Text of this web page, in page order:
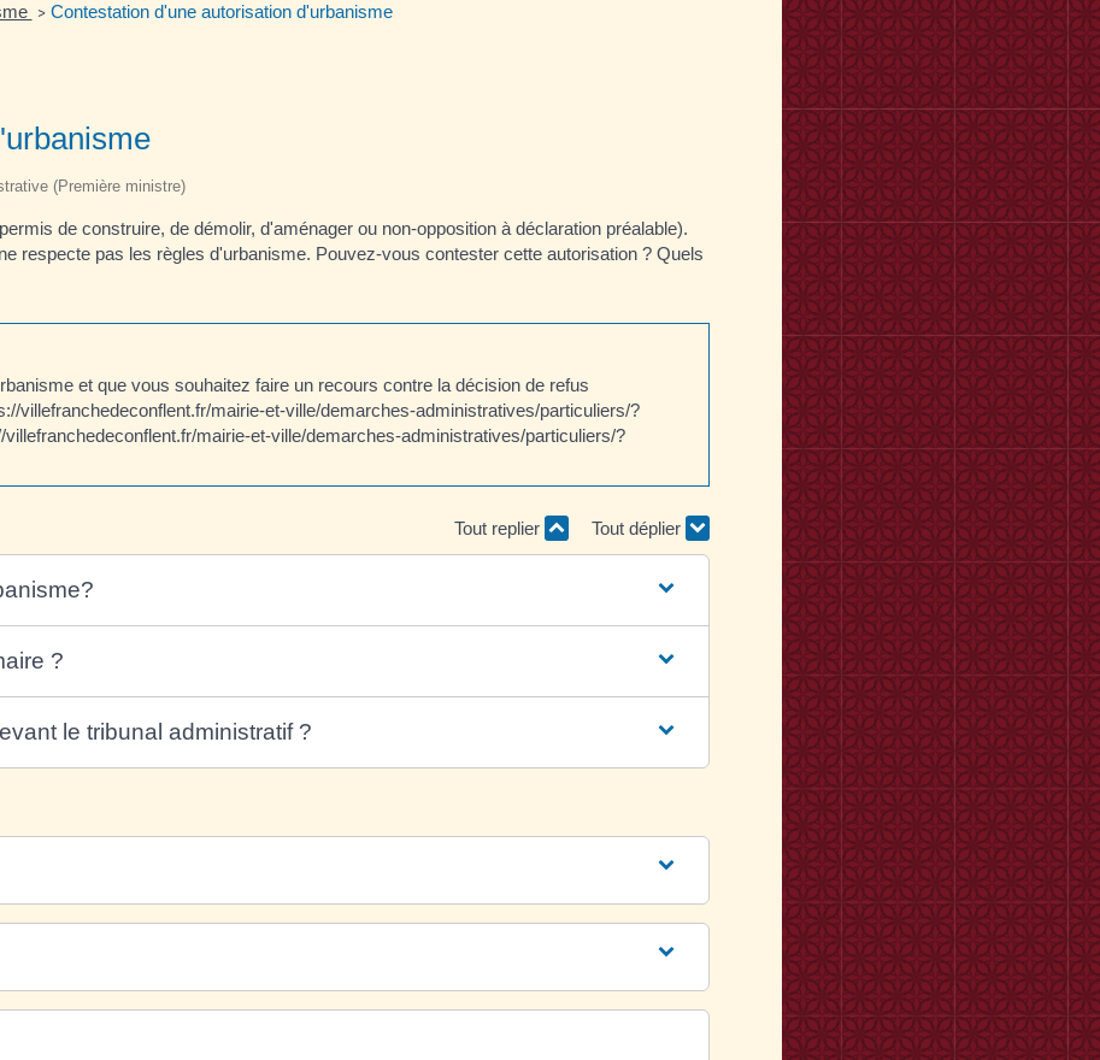
> Contestation d'une autorisation d'urbanisme
(Première ministre)
de construire, de démolir, d'aménager ou non-opposition à déclaration préalable).
respecte pas les règles d'urbanisme. Pouvez-vous contester cette autorisation ? Quels
et que vous souhaitez faire un recours contre la décision de refus
villefranchedeconflent.fr/mairie-et-ville/demarches-administratives/particuliers/?
mairie-et-ville/demarches-administratives/particuliers/?
Tout replier Tout déplier
?
le tribunal administratif ?